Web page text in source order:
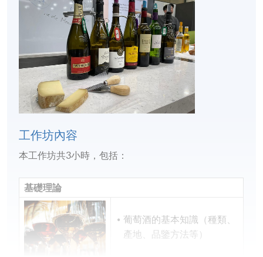
工作坊內容
本工作坊共3小時，包括：
基礎理論
葡萄酒的基本知識（種類、
產地、品鑒方法等）